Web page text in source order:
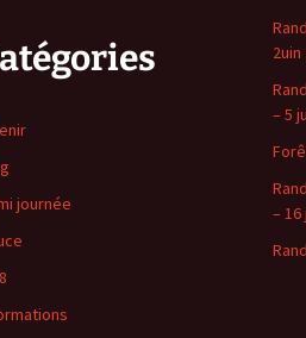
2uin
– 5
– 16
journée